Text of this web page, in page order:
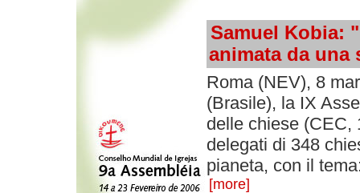
Samuel Kobia:
animata da
Roma (NEV), 8
(Brasile), la IX
delle chiese (CEC,
delegati di 348
pianeta, con il
[more]